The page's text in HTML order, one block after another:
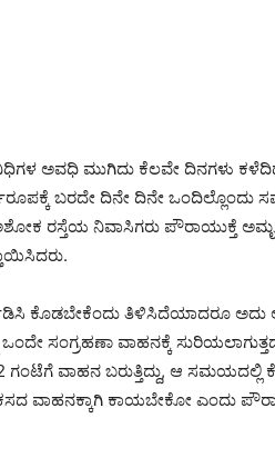
ಅವಧಿ ಮುಗಿದು ಕೆಲವೇ ದಿನಗಳು
ಬರದೇ ದಿನೇ ದಿನೇ ಒಂದಿಲ್ಲೊಂದು
ಅಶೋಕ ರಸ್ತೆಯ ನಿವಾಸಿಗರು ಪೌರಾಯುಕ್ತೆ
ಕೊಡಬೇಕೆಂದು ತಿಳಿಸಿದೆಯಾದರೂ ಅದು
ಸಂಗ್ರಹಣಾ ವಾಹನಕ್ಕೆ
ಗಂಟೆಗೆ ವಾಹನ ಬರುತ್ತಿದ್ದು, ಆ ಸಮಯದಲ್ಲಿ
ಕಾಯಬೇಕೋ ಎಂದು